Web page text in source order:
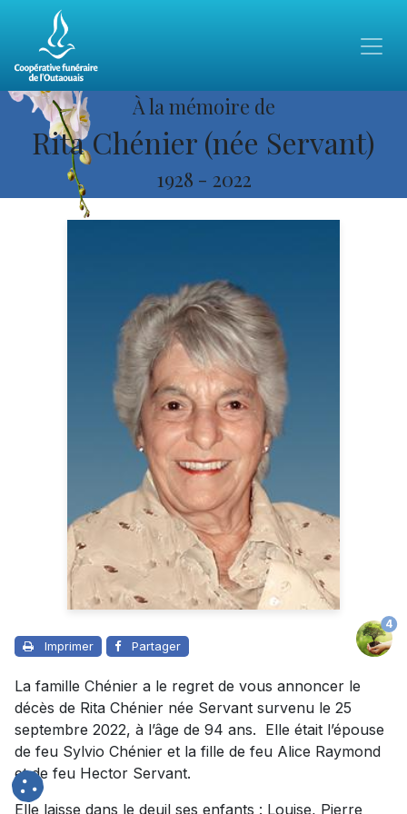
À la mémoire de
Rita Chénier (née Servant)
1928 - 2022
Imprimer Partager
4
La famille Chénier a le regret de vous annoncer le
décès de Rita Chénier née Servant survenu le 25
septembre 2022, à l’âge de 94 ans. Elle était l’épouse
de feu Sylvio Chénier et la fille de feu Alice Raymond
et de feu Hector Servant.
Elle laisse dans le deuil ses enfants : Louise, Pierre